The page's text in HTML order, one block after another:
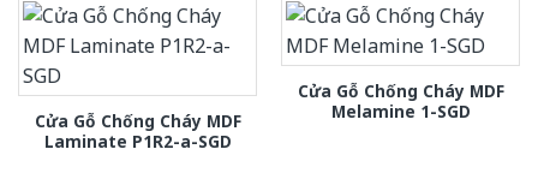
Cửa Gỗ Chống Cháy MDF
Laminate P1R2-a-SGD
Cửa Gỗ Chống Cháy MDF
Melamine 1-SGD